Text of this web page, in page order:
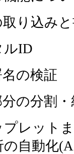
り込み
ルID
の検証
の分割・
プレット
自動化